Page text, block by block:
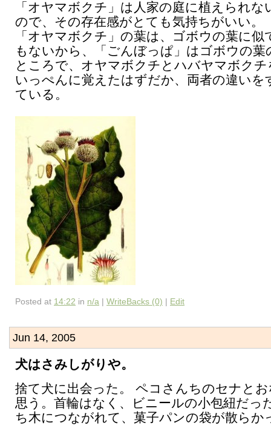
「オヤマボクチ」は人家の庭に植えられな
ので、その存在感がとても気持ちがいい。
「オヤマボクチ」の葉は、ゴボウの葉に
もないから、「ごんぼっぱ」はゴボウの葉
ところで、オヤマボクチとハバヤマボク
いっぺんに覚えたはずだか、両者の違いを
ている。
Posted at 14:22 in n/a | WriteBacks (0) | Edit
Jun 14, 2005
犬はさみしがりや。
捨て犬に出会った。 ペコさんちのセナと
思う。首輪はなく、ビニールの小包紐だっ
ち木につながれて、菓子パンの袋が散らか